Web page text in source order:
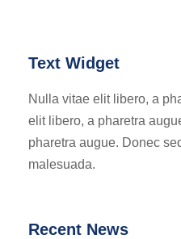
Text Widget
Nulla vitae elit libero, a
elit libero, a pharetra
pharetra augue. Donec
malesuada.
Recent News